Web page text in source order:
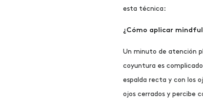
esta técnica:
¿Cómo aplicar
Un minuto de atención
coyuntura es
espalda recta y con los
ojos cerrados y percibe